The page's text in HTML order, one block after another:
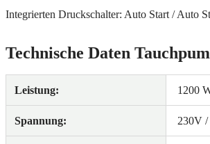
Integrierten Druckschalter: Auto Start / Auto
Technische Daten
Leistung: 1200
Spannung: 230V